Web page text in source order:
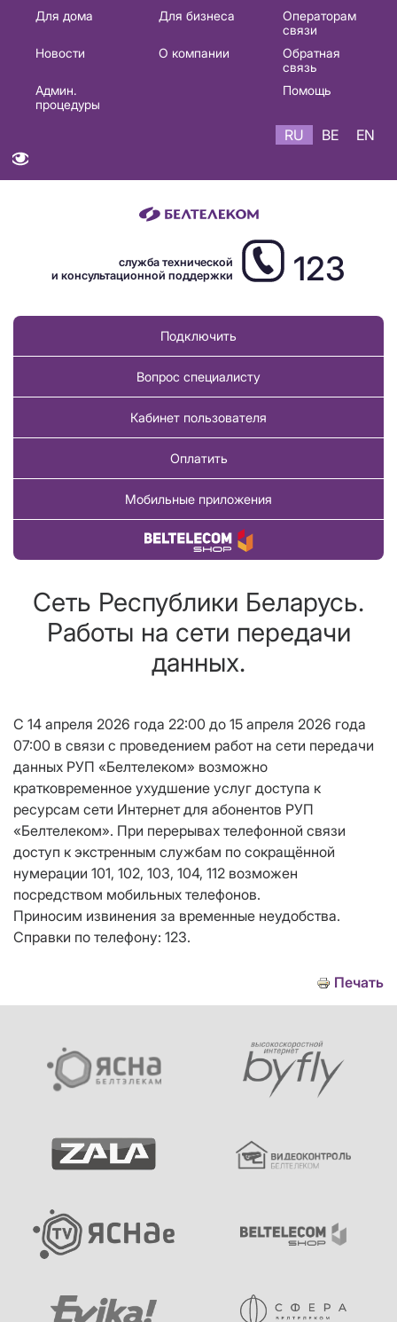
Основная
навигация
Для дома Для бизнеса
Операторам
связи
Новости
О компании
Обратная
связь
Админ.
процедуры
Помощь
RU BE EN
служба технической
и консультационной поддержки
123
Подключить
Вопрос специалисту
Кабинет пользователя
Оплатить
Мобильные приложения
Купить товар
Сеть Республики Беларусь.
Работы на сети передачи
данных.
С 14 апреля 2026 года 22:00 до 15 апреля 2026 года
07:00 в связи с проведением работ на сети передачи
данных РУП «Белтелеком» возможно
кратковременное ухудшение услуг доступа к
ресурсам сети Интернет для абонентов РУП
«Белтелеком». При перерывах телефонной связи
доступ к экстренным службам по сокращённой
нумерации 101, 102, 103, 104, 112 возможен
посредством мобильных телефонов.
Приносим извинения за временные неудобства.
Справки по телефону: 123.
Печать